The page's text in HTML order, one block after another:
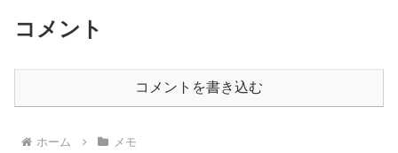
コメント
コメントを書き込む
ホーム メモ